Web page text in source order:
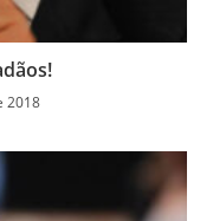
2018